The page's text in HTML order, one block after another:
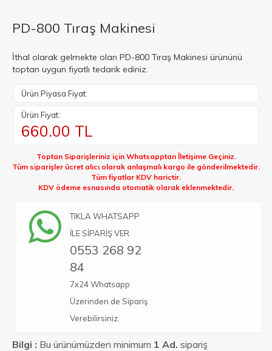
PD-800 Tıraş Makinesi
İthal olarak gelmekte olan PD-800 Tıraş Makinesi ürününü
toptan uygun fiyatlı tedarik ediniz.
Ürün Piyasa Fiyat:
Ürün Fiyat:
660.00 TL
Toptan Siparişleriniz için Whatsapptan İletişime Geçiniz.
Tüm siparişler ücret alıcı olarak anlaşmalı kargo ile gönderilmektedir.
Tüm fiyatlar KDV harictir.
KDV ödeme esnasında otomatik olarak eklenmektedir.
TIKLA WHATSAPP
İLE SİPARİŞ VER
0553 268 92
84
7x24 Whatsapp
Üzerinden de Sipariş
Verebilirsiniz.
Bilgi : Bu ürünümüzden minimum 1 Ad. sipariş